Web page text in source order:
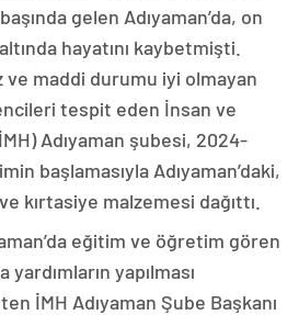
gelen Adıyaman’da, on
hayatını kaybetmişti.
ve maddi durumu iyi olmayan
tespit eden İnsan ve
Adıyaman şubesi, 2024-
başlamasıyla Adıyaman’daki,
kırtasiye malzemesi dağıttı.
eğitim ve öğretim gören
yapılması
İMH Adıyaman Şube Başkanı